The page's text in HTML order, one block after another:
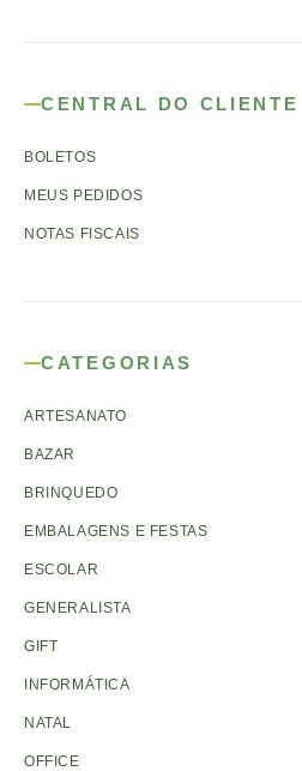
CENTRAL DO CLIENTE
BOLETOS
MEUS PEDIDOS
NOTAS FISCAIS
CATEGORIAS
ARTESANATO
BAZAR
BRINQUEDO
EMBALAGENS E FESTAS
ESCOLAR
GENERALISTA
GIFT
INFORMÁTICA
NATAL
OFFICE